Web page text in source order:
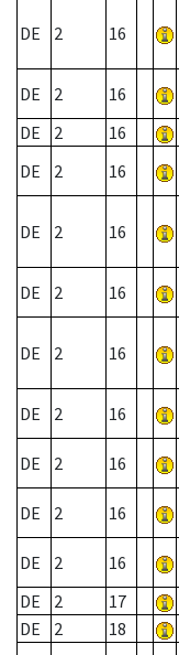
DE 2 16
DE 2 16
DE
2 16
DE
2 16
DE 2 16
DE 2 16
DE 2 16
DE 2 16
DE 2 16
DE 2 16
DE 2 16
DE
2 17
DE
2 18